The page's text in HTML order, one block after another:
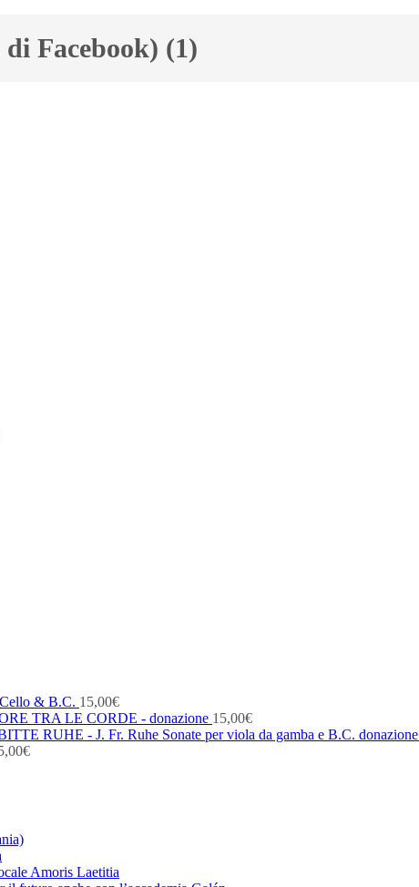
Facebook) (1)
& B.C. 15,00€
TRA LE CORDE - donazione 15,00€
RUHE - J. Fr. Ruhe Sonate per viola da gamba e B.C. donazione
€
Amoris Laetitia